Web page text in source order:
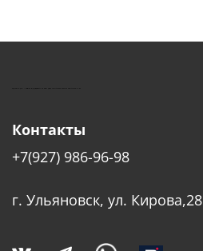
КУШТУТ - ОБОРУДОВАНИЕ ДЛЯ САЛОНОВ КРАСОТЫ
Контакты
+7(927) 986-96-98
г. Ульяновск, ул. Кирова,28